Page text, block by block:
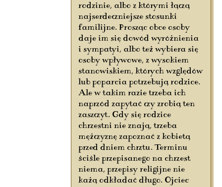
rodzinie, albo z którymi łączą
najserdeczniejsze stosunki
familijne. Prosząc obce osoby
daje im się dowód wyróżnienia
i sympatyi, albo też wybiera się
osoby wpływowe, z wysokiem
stanowiskiem, których względów
lub poparcia potrzebują rodzice.
Ale w takim razie trzeba ich
naprzód zapytać czy zrobią ten
zaszczyt. Gdy się rodzice
chrzestni nie znają, trzeba
mężczyznę zapoznać z kobietą
przed dniem chrztu. Terminu
ściśle przepisanego na chrzest
niema, przepisy religijne nie
każą odkładać długo. Ojciec